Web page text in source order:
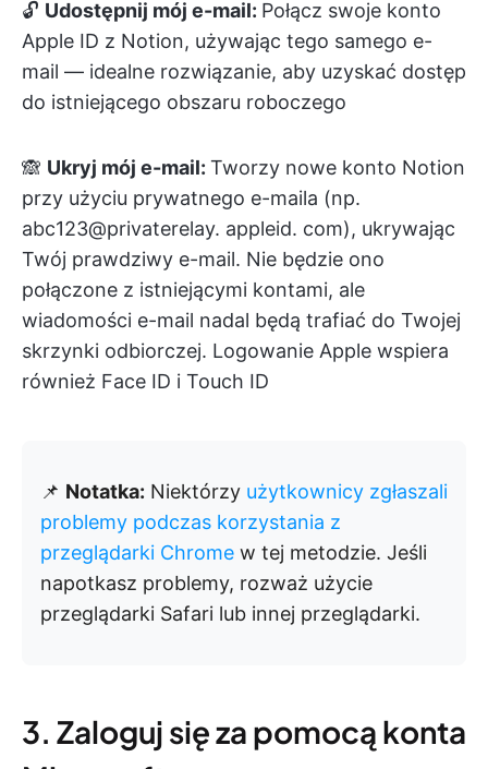
🔓 Udostępnij mój e-mail: Połącz swoje konto
Apple ID z Notion, używając tego samego e-
mail — idealne rozwiązanie, aby uzyskać dostęp
do istniejącego obszaru roboczego
🙈 Ukryj mój e-mail: Tworzy nowe konto Notion
przy użyciu prywatnego e-maila (np.
abc123@privaterelay. appleid. com), ukrywając
Twój prawdziwy e-mail. Nie będzie ono
połączone z istniejącymi kontami, ale
wiadomości e-mail nadal będą trafiać do Twojej
skrzynki odbiorczej. Logowanie Apple wspiera
również Face ID i Touch ID
📌 Notatka: Niektórzy użytkownicy zgłaszali
problemy podczas korzystania z
przeglądarki Chrome w tej metodzie. Jeśli
napotkasz problemy, rozważ użycie
przeglądarki Safari lub innej przeglądarki.
3. Zaloguj się za pomocą konta